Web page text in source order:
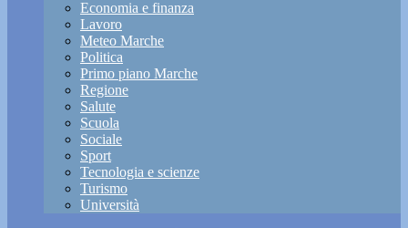
Economia e finanza
Lavoro
Meteo Marche
Politica
Primo piano Marche
Regione
Salute
Scuola
Sociale
Sport
Tecnologia e scienze
Turismo
Università